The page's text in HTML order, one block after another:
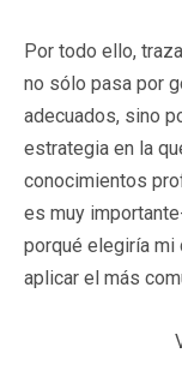
Por todo ello,
no sólo pasa por
adecuados, sino
estrategia en la
conocimientos
es muy
porqué elegiría mi
aplicar el más